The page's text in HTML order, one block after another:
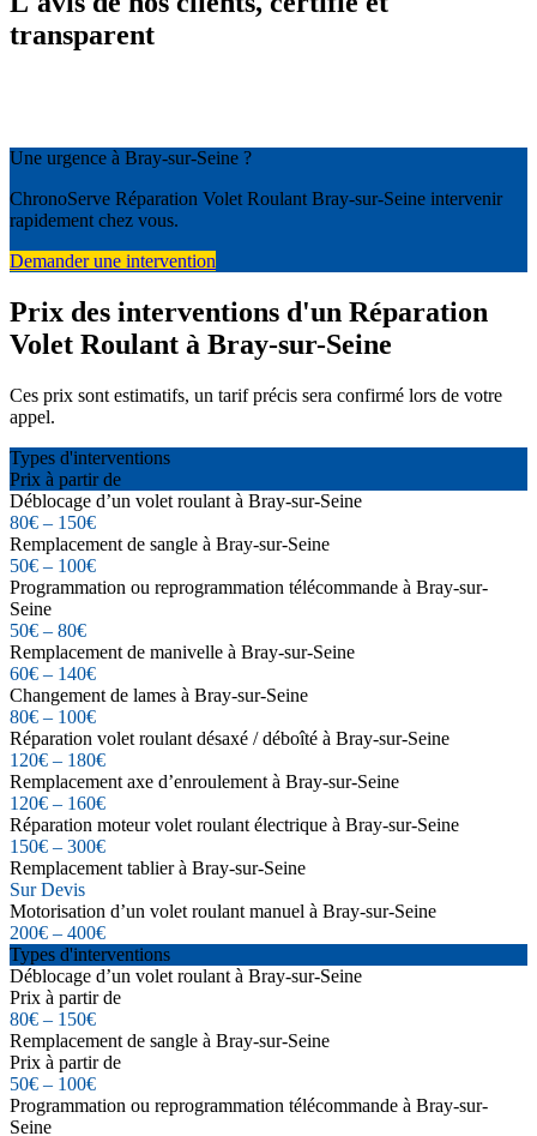
transparent
Une urgence à Bray-sur-Seine ?
ChronoServe Réparation Volet Roulant Bray-sur-Seine intervenir
rapidement chez vous.
Demander une intervention
Prix des interventions d'un Réparation
Volet Roulant à Bray-sur-Seine
Ces prix sont estimatifs, un tarif précis sera confirmé lors de votre
appel.
Types d'interventions
Prix à partir de
Déblocage d’un volet roulant à Bray-sur-Seine
80€ – 150€
Remplacement de sangle à Bray-sur-Seine
50€ – 100€
Programmation ou reprogrammation télécommande à Bray-sur-
Seine
50€ – 80€
Remplacement de manivelle à Bray-sur-Seine
60€ – 140€
Changement de lames à Bray-sur-Seine
80€ – 100€
Réparation volet roulant désaxé / déboîté à Bray-sur-Seine
120€ – 180€
Remplacement axe d’enroulement à Bray-sur-Seine
120€ – 160€
Réparation moteur volet roulant électrique à Bray-sur-Seine
150€ – 300€
Remplacement tablier à Bray-sur-Seine
Sur Devis
Motorisation d’un volet roulant manuel à Bray-sur-Seine
200€ – 400€
Types d'interventions
Déblocage d’un volet roulant à Bray-sur-Seine
Prix à partir de
80€ – 150€
Remplacement de sangle à Bray-sur-Seine
Prix à partir de
50€ – 100€
Programmation ou reprogrammation télécommande à Bray-sur-
Seine